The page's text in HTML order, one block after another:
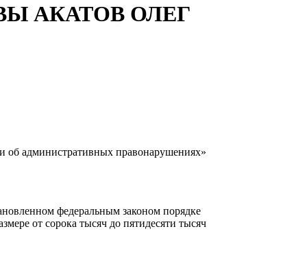
АКАТОВ ОЛЕГ
об административных правонарушениях»
федеральным законом порядке
от сорока тысяч до пятидесяти тысяч